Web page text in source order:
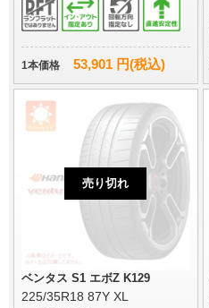
1本価格 53,901 円(税込)
売り切れ
ベンタス S1 エボZ K129
225/35R18 87Y XL